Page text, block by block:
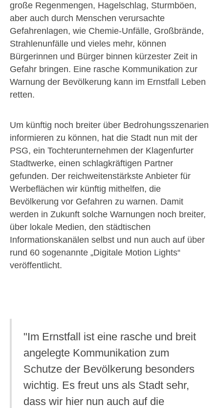
große Regenmengen, Hagelschlag, Sturmböen,
aber auch durch Menschen verursachte
Gefahrenlagen, wie Chemie-Unfälle, Großbrände,
Strahlenunfälle und vieles mehr, können
Bürgerinnen und Bürger binnen kürzester Zeit in
Gefahr bringen. Eine rasche Kommunikation zur
Warnung der Bevölkerung kann im Ernstfall Leben
retten.
Um künftig noch breiter über Bedrohungsszenarien
informieren zu können, hat die Stadt nun mit der
PSG, ein Tochterunternehmen der Klagenfurter
Stadtwerke, einen schlagkräftigen Partner
gefunden. Der reichweitenstärkste Anbieter für
Werbeflächen wir künftig mithelfen, die
Bevölkerung vor Gefahren zu warnen. Damit
werden in Zukunft solche Warnungen noch breiter,
über lokale Medien, den städtischen
Informationskanälen selbst und nun auch auf über
rund 60 sogenannte „Digitale Motion Lights“
veröffentlicht.
"Im Ernstfall ist eine rasche und breit
angelegte Kommunikation zum
Schutze der Bevölkerung besonders
wichtig. Es freut uns als Stadt sehr,
dass wir hier nun auch auf die